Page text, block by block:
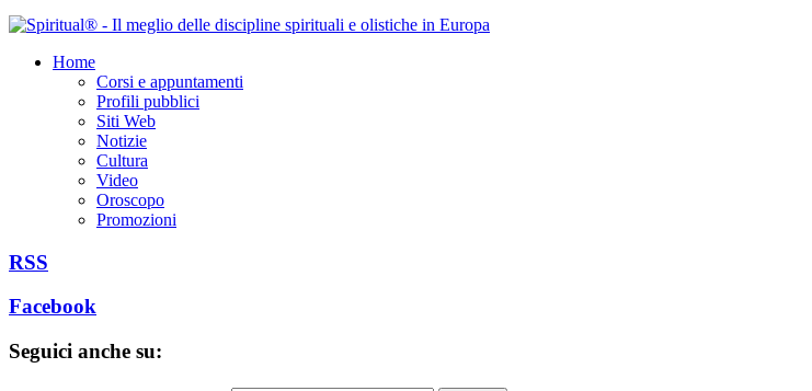
Home
Corsi e appuntamenti
Profili pubblici
Siti Web
Notizie
Cultura
Video
Oroscopo
Promozioni
RSS
Facebook
Seguici anche su: